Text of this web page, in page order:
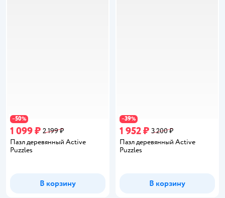
−50%
1 099 ₽ 2 199 ₽
Пазл деревянный Active
Puzzles
В корзину
−39%
1 952 ₽ 3 200 ₽
Пазл деревянный Active
Puzzles
В корзину